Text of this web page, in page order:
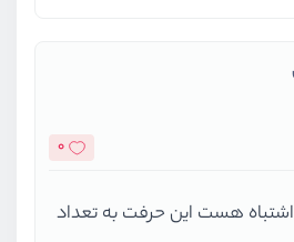
0
درود اریا جان در JSX اشتباه هست این حرفت به تعداد